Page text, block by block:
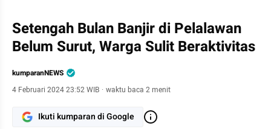
Setengah Bulan Banjir di Pelalawan
Belum Surut, Warga Sulit Beraktivitas
kumparanNEWS
4 Februari 2024 23:52 WIB · waktu baca 2 menit
Ikuti kumparan di Google